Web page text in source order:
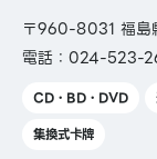
〒960-8031 福島
電話：024-523-
CD・BD・DVD
集換式卡牌